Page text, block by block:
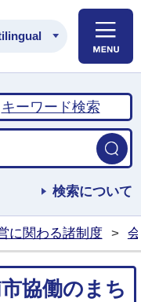
浦市公式ホームペ
キーワード検索
検索について
に関わる諸制度 >
協働のまち